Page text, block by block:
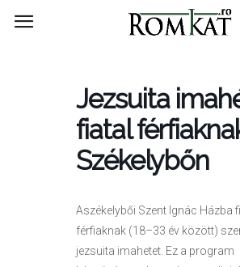
RomKat.ro
Jezsuita
fiatal
Székelybőn
Aszékelybői Szent Ignác Házba
férfiaknak (18–33 év között)
jezsuita imahetet. Ez a program